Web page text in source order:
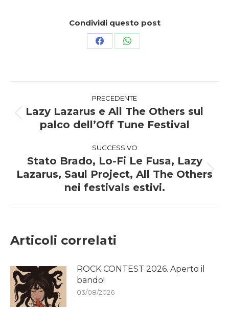
Condividi questo post
CondividiCondividi
tra
post
PRECEDENTE
Post
precedente:
Lazy Lazarus e All The Others sul
palco dell’Off Tune Festival
SUCCESSIVO
Prossimo
post:
Stato Brado, Lo-Fi Le Fusa, Lazy
Lazarus, Saul Project, All The Others
nei festivals estivi.
Articoli correlati
ROCK CONTEST 2026. Aperto il
bando!
03/08/2026